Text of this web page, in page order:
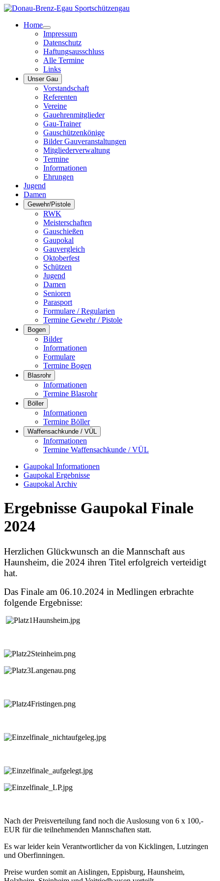
Home
Impressum
Datenschutz
Haftungsausschluss
Alle Termine
Links
Unser Gau
Vorstandschaft
Referenten
Vereine
Gauehrenmitglieder
Gau-Trainer
Gauschützenkönige
Bilder Gauveranstaltungen
Mitgliederverwaltung
Termine
Informationen
Ehrungen
Jugend
Damen
Gewehr/Pistole
RWK
Meisterschaften
Gauschießen
Gaupokal
Gauvergleich
Oktoberfest
Schützen
Jugend
Damen
Senioren
Parasport
Formulare / Regularien
Termine Gewehr / Pistole
Bogen
Bilder
Informationen
Formulare
Termine Bogen
Blasrohr
Informationen
Termine Blasrohr
Böller
Informationen
Termine Böller
Waffensachkunde / VÜL
Informationen
Termine Waffensachkunde / VÜL
Gaupokal Informationen
Gaupokal Ergebnisse
Gaupokal Archiv
Ergebnisse Gaupokal Finale
2024
Herzlichen Glückwunsch an die Mannschaft aus
Haunsheim, die 2024 ihren Titel erfolgreich verteidigt
hat.
Das Finale am 06.10.2024 in Medlingen erbrachte
folgende Ergebnisse:
Nach der Preisverteilung fand noch die Auslosung von 6 x 100,-
EUR für die teilnehmenden Mannschaften statt.
Es war leider kein Verantwortlicher da von Kicklingen, Lutzingen
und Oberfinningen.
Preise wurden somit an Aislingen, Eppisburg, Haunsheim,